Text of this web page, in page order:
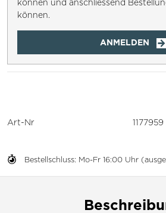
können und anschliessend
können.
ANMELDEN
Bestellschluss: Mo-Fr 16:00 Uhr
Art-Nr 1177959